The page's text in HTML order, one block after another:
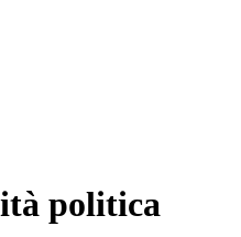
politica